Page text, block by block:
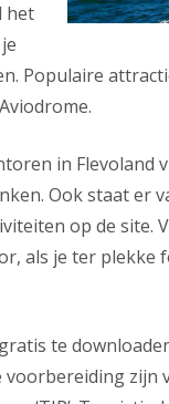
het
Populaire
in
Ook staat er
op de site.
als je ter
te